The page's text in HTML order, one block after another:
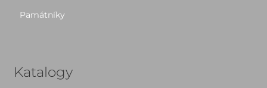
Památníky
Katalogy